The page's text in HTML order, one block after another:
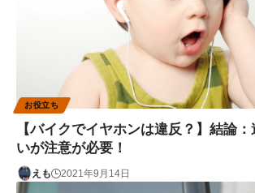
お役立ち
【バイクでイヤホンは違反？】結論
いが注意が必要！
えも 2021年9月14日